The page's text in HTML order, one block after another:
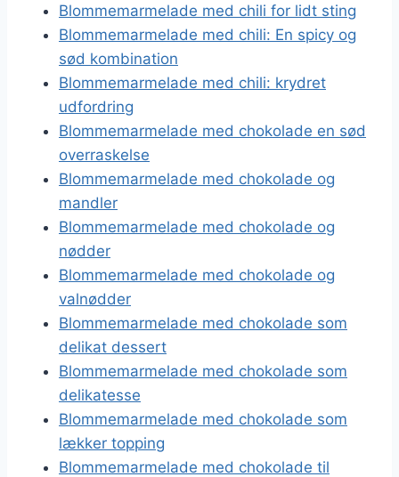
Blommemarmelade med chili for lidt sting
Blommemarmelade med chili: En spicy og
sød kombination
Blommemarmelade med chili: krydret
udfordring
Blommemarmelade med chokolade en sød
overraskelse
Blommemarmelade med chokolade og
mandler
Blommemarmelade med chokolade og
nødder
Blommemarmelade med chokolade og
valnødder
Blommemarmelade med chokolade som
delikat dessert
Blommemarmelade med chokolade som
delikatesse
Blommemarmelade med chokolade som
lækker topping
Blommemarmelade med chokolade til